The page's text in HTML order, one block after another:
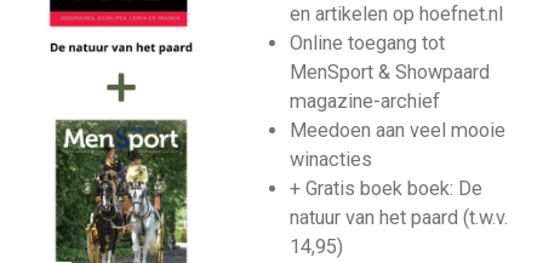
en artikelen op hoefnet.nl
Online toegang tot
MenSport & Showpaard
magazine-archief
Meedoen aan veel mooie
winacties
+ Gratis boek boek: De
natuur van het paard (t.w.v.
14,95)